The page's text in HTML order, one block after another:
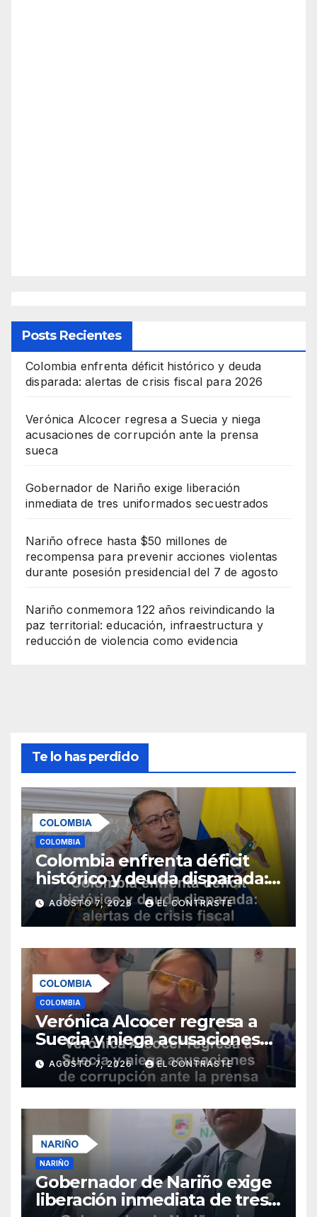
Posts Recientes
Colombia enfrenta déficit histórico y deuda
disparada: alertas de crisis fiscal para 2026
Verónica Alcocer regresa a Suecia y niega
acusaciones de corrupción ante la prensa
sueca
Gobernador de Nariño exige liberación
inmediata de tres uniformados secuestrados
Nariño ofrece hasta $50 millones de
recompensa para prevenir acciones violentas
durante posesión presidencial del 7 de agosto
Nariño conmemora 122 años reivindicando la
paz territorial: educación, infraestructura y
reducción de violencia como evidencia
Te lo has perdido
COLOMBIA
Colombia enfrenta déficit
histórico y deuda disparada:
alertas de crisis fiscal para
2026
AGOSTO 7, 2026 EL CONTRASTE
COLOMBIA
Verónica Alcocer regresa a
Suecia y niega acusaciones
de corrupción ante la prensa
sueca
AGOSTO 7, 2026 EL CONTRASTE
NARIÑO
Gobernador de Nariño exige
liberación inmediata de tres